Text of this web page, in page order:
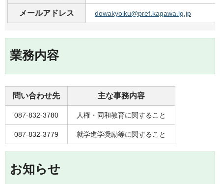
メールアドレス dowakyoiku@pref.kagawa.lg.jp
業務内容
問い合わせ先 主な事務内容
087-832-3780 人権・同和教育に関すること
087-832-3779 就学進学奨励等に関すること
お知らせ